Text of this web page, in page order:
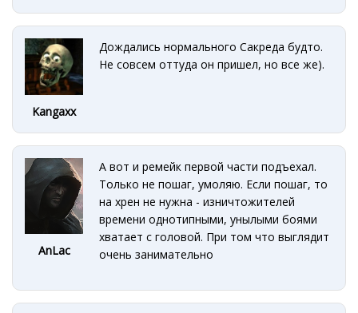
Kangaxx
Дождались нормального Сакреда будто.
Не совсем оттуда он пришел, но все же).
AnLac
А вот и ремейк первой части подъехал.
Только не пошаг, умоляю. Если пошаг, то
на хрен не нужна - изничтожителей
времени однотипными, унылыми боями
хватает с головой. При том что выглядит
очень занимательно